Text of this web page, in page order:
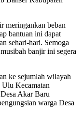
meringankan beban
bantuan ini dapat
sehari-hari. Semoga
banjir ini segera
ke sejumlah wilayah
Kecamatan
Akar Baru
warga Desa